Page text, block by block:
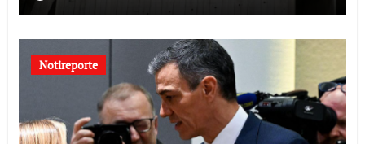
Notireporte